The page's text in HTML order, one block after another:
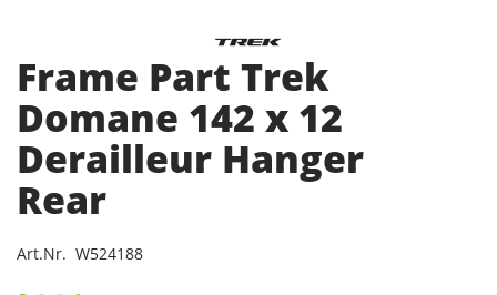
Frame Part Trek
Domane 142 x 12
Derailleur Hanger
Rear
Art.Nr. W524188